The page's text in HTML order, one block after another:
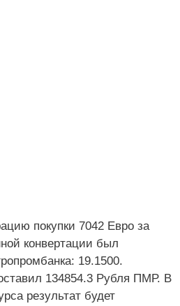
покупки 7042 Евро за
конвертации был
19.1500.
134854.3 Рубля ПМР. В
результат будет